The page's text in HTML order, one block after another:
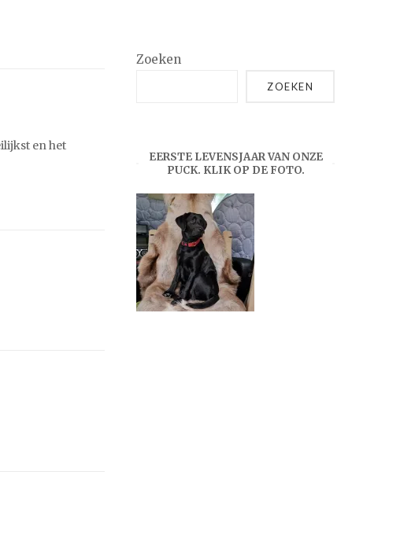
en het
Zoeken
ZOEKEN
EERSTE LEVENSJAAR VAN ONZE
PUCK. KLIK OP DE FOTO.